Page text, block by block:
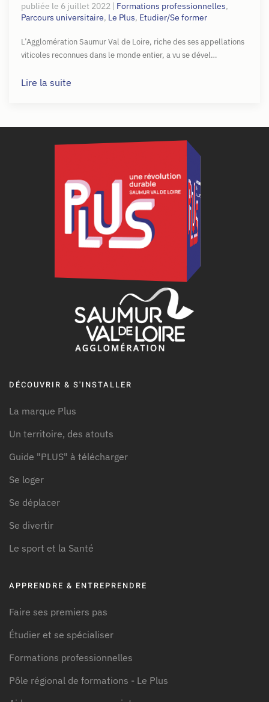
publiée le 6 juillet 2022 | Formations professionnelles,
Parcours universitaire, Le Plus, Etudier/Se former
L’Agglomération Saumur Val de Loire, riche des ses appellations
viticoles reconnues dans le monde entier, a vu se dével…
Lire la suite
DÉCOUVRIR & S'INSTALLER
La marque Plus
Un territoire, des atouts
Guide "PLUS" à télécharger
Se loger
Se déplacer
Se divertir
Le sport et la Santé
APPRENDRE & ENTREPRENDRE
Faire ses premiers pas
Étudier et se spécialiser
Formations professionnelles
Pôle régional de formations - Le Plus